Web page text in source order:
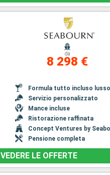
da
8 298 €
Formula tutto incluso lusso
Servizio personalizzato
Mance incluse
Ristorazione raffinata
Concept Ventures by
Pensione completa
VEDERE LE OFFERTE